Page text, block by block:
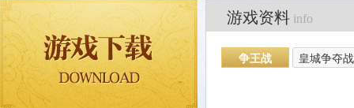
游戏资料 info
争王战 皇城争夺战